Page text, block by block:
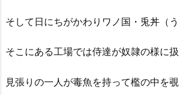
そして日にちがかわりワノ国・兎丼（う
そこにある工場では侍達が奴隷の様に扱
見張りの一人が毒魚を持って檻の中を覗